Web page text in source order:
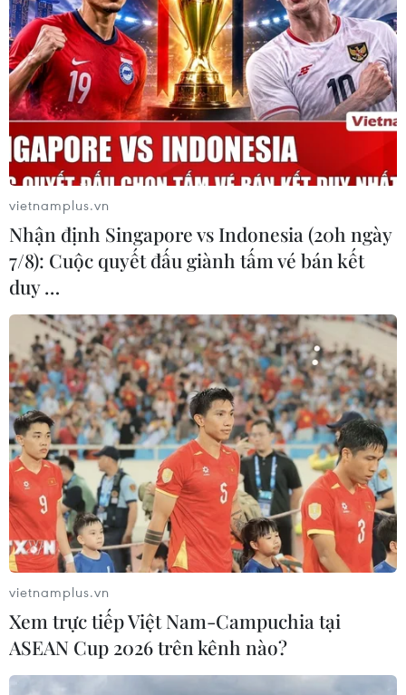
Theo báo cáo, các điều kiện tài chính trên toàn cầu đã
thắt chặt đáng kể và những rủi ro đối với triển vọng kinh
tế đã gia tăng do xung đột giữa Nga và Ukraine.
vietnamplus.vn
Nhận định Singapore vs Indonesia (20h ngày
7/8): Cuộc quyết đấu giành tấm vé bán kết
duy …
vietnamplus.vn
Xem trực tiếp Việt Nam-Campuchia tại
ASEAN Cup 2026 trên kênh nào?